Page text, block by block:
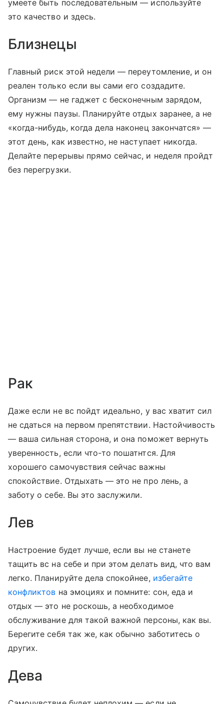
умеете быть последовательным — используйте
это качество и здесь.
Близнецы
Главный риск этой недели — переутомление, и он
реален только если вы сами его создадите.
Организм — не гаджет с бесконечным зарядом,
ему нужны паузы. Планируйте отдых заранее, а не
«когда-нибудь, когда дела наконец закончатся» —
этот день, как известно, не наступает никогда.
Делайте перерывы прямо сейчас, и неделя пройдт
без перегрузки.
Рак
Даже если не вс пойдт идеально, у вас хватит сил
не сдаться на первом препятствии. Настойчивость
— ваша сильная сторона, и она поможет вернуть
уверенность, если что-то пошатнтся. Для
хорошего самочувствия сейчас важны
спокойствие. Отдыхать — это не про лень, а
заботу о себе. Вы это заслужили.
Лев
Настроение будет лучше, если вы не станете
тащить вс на себе и при этом делать вид, что вам
легко. Планируйте дела спокойнее, избегайте
конфликтов на эмоциях и помните: сон, еда и
отдых — это не роскошь, а необходимое
обслуживание для такой важной персоны, как вы.
Берегите себя так же, как обычно заботитесь о
других.
Дева